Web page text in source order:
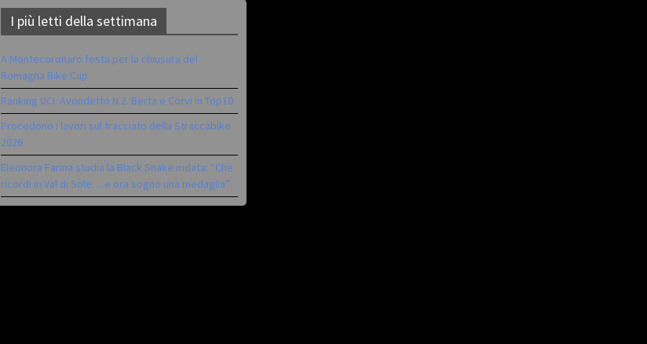
I più letti della settimana
A Montecoronaro festa per la chiusura del
Romagna Bike Cup
Ranking UCI: Avondetto N.2. Berta e Corvi in Top10
Procedono i lavori sul tracciato della Straccabike
2026
Eleonora Farina studia la Black Snake iridata: “Che
ricordi in Val di Sole… e ora sogno una medaglia”